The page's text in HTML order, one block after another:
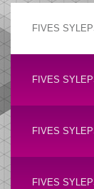
FIVES
FIVES
FIVES
FIVES